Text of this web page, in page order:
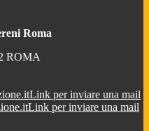
Roma
ROMA
Link per inviare una mail
Link per inviare una mail